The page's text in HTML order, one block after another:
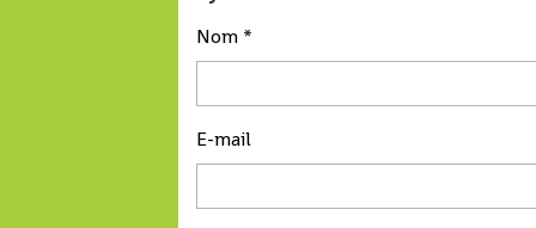
Li lors de sa rencontre
avec le président guinéen
Nom
E-mail